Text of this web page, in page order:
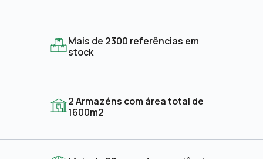
Mais de 2300 referências em
stock
2 Armazéns com área total de
1600m2